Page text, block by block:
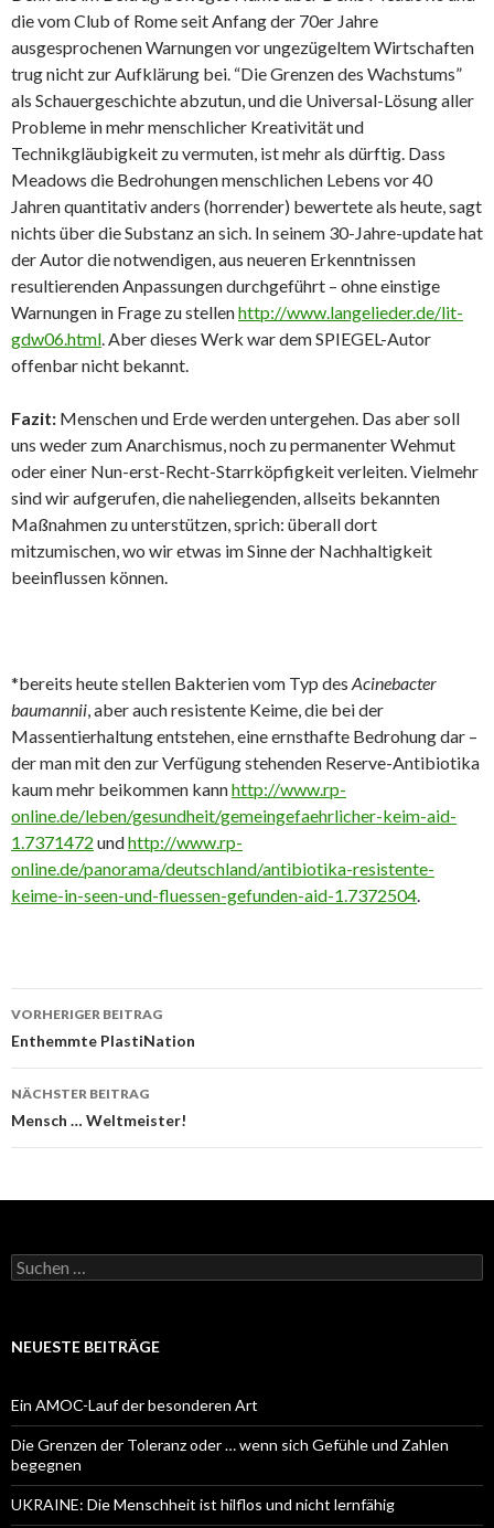
die vom Club of Rome seit Anfang der 70er Jahre
ausgesprochenen Warnungen vor ungezügeltem Wirtschaften
trug nicht zur Aufklärung bei. “Die Grenzen des Wachstums”
als Schauergeschichte abzutun, und die Universal-Lösung aller
Probleme in mehr menschlicher Kreativität und
Technikgläubigkeit zu vermuten, ist mehr als dürftig. Dass
Meadows die Bedrohungen menschlichen Lebens vor 40
Jahren quantitativ anders (horrender) bewertete als heute, sagt
nichts über die Substanz an sich. In seinem 30-Jahre-update hat
der Autor die notwendigen, aus neueren Erkenntnissen
resultierenden Anpassungen durchgeführt – ohne einstige
Warnungen in Frage zu stellenhttp://www.langelieder.de/lit-
gdw06.html. Aber dieses Werk war dem SPIEGEL-Autor
offenbar nicht bekannt.
Fazit: Menschen und Erde werden untergehen. Das aber soll
uns weder zum Anarchismus, noch zu permanenter Wehmut
oder einer Nun-erst-Recht-Starrköpfigkeit verleiten. Vielmehr
sind wir aufgerufen, die naheliegenden, allseits bekannten
Maßnahmen zu unterstützen, sprich: überall dort
mitzumischen, wo wir etwas im Sinne der Nachhaltigkeit
beeinflussen können.
*bereits heute stellen Bakterien vom Typ des Acinebacter
baumannii, aber auch resistente Keime, die bei der
Massentierhaltung entstehen, eine ernsthafte Bedrohung dar –
der man mit den zur Verfügung stehenden Reserve-Antibiotika
kaum mehr beikommen kannhttp://www.rp-
online.de/leben/gesundheit/gemeingefaehrlicher-keim-aid-
1.7371472 undhttp://www.rp-
online.de/panorama/deutschland/antibiotika-resistente-
keime-in-seen-und-fluessen-gefunden-aid-1.7372504.
Beitrags-
Navigation
VORHERIGER BEITRAG
Enthemmte PlastiNation
NÄCHSTER BEITRAG
Mensch … Weltmeister!
Suchen
nach:
NEUESTE BEITRÄGE
Ein AMOC-Lauf der besonderen Art
Die Grenzen der Toleranz oder … wenn sich Gefühle und Zahlen
begegnen
UKRAINE: Die Menschheit ist hilflos und nicht lernfähig